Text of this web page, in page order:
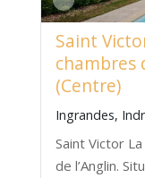
Saint
chambres
(Centre)
Ingrandes,
Saint Victor
de l’Anglin.